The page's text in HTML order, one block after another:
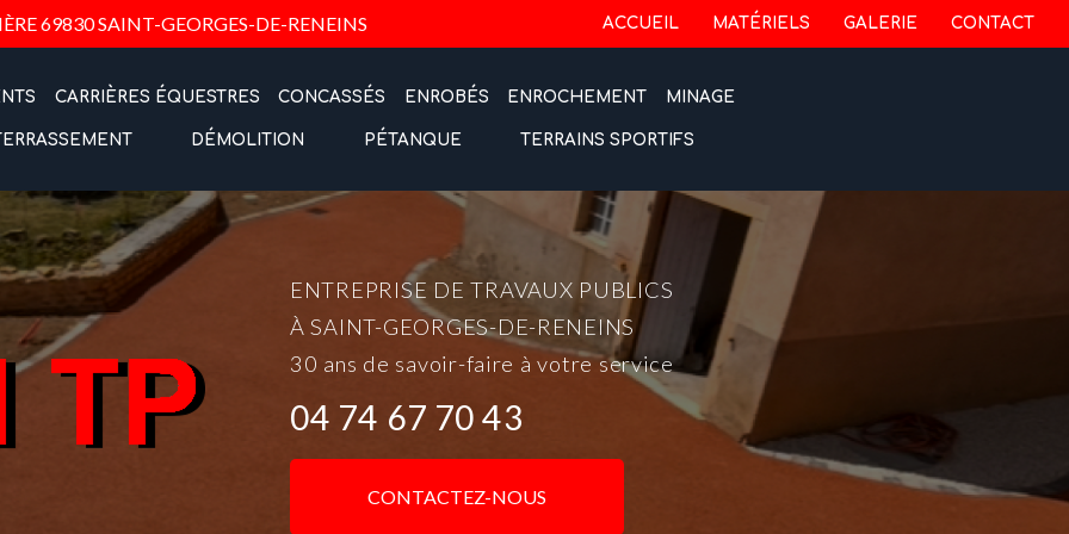
69830 SAINT-GEORGES-DE-RENEINS Navigation secondaire
ACCUEIL MATÉRIELS GALERIE CONTACT
CARRIÈRES ÉQUESTRES CONCASSÉS ENROBÉS ENROCHEMENT MINAGE
DÉMOLITION PÉTANQUE TERRAINS SPORTIFS
ENTREPRISE DE TRAVAUX PUBLICS
À SAINT-GEORGES-DE-RENEINS
30 ans de savoir-faire à votre service
04 74 67 70 43
CONTACTEZ-NOUS